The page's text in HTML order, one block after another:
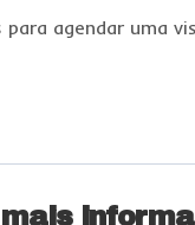
agendar uma